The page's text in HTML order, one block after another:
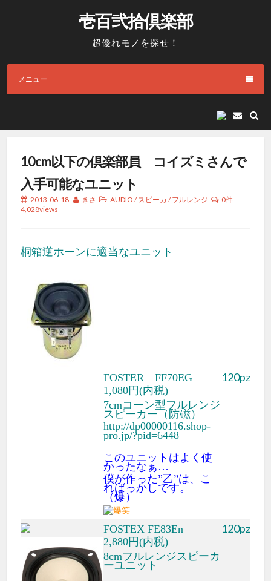
ツ
ス
ッ
壱百弐拾倶楽部
超優れモノを探せ！
メニュー
E
ー
10cm以下の倶楽部員 コイズミさんで
入手可能なユニット
2013-06-18 きさ AUDIO /スピーカ /フルレンジ
0件
4,028views
桐箱逆ホーンに適当なユニット
FOSTER FF70EG
1,080円(内税)
7cmコーン型フルレンジ
スピーカー（防磁）
http://dp00000116.shop-
pro.jp/?pid=6448
このユニットはよく使
かったなぁ…
僕が作った”乙”は、こ
ればっかしです。
（爆）
120pz
FOSTEX FE83En
2,880円(内税)
8cmフルレンジスピーカ
ーユニット
120pz